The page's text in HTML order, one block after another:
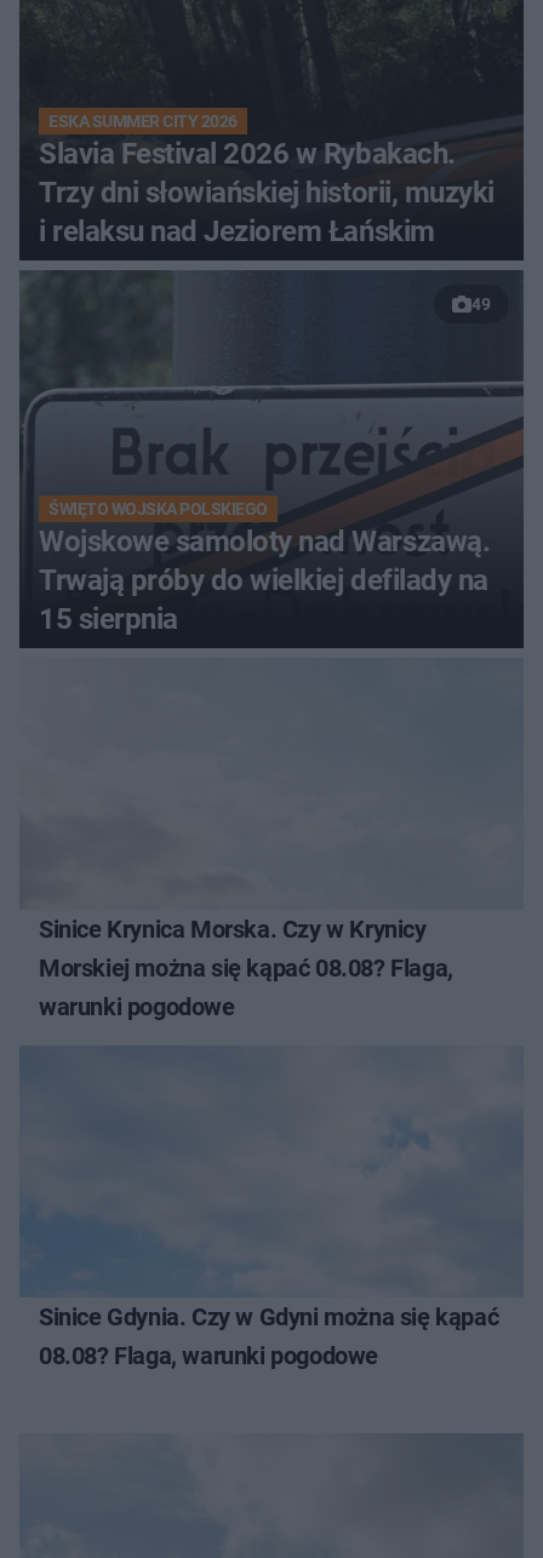
ESKA SUMMER CITY 2026
Slavia Festival 2026 w Rybakach.
Trzy dni słowiańskiej historii, muzyki
i relaksu nad Jeziorem Łańskim
49
ŚWIĘTO WOJSKA POLSKIEGO
Wojskowe samoloty nad Warszawą.
Trwają próby do wielkiej defilady na
15 sierpnia
Sinice Krynica Morska. Czy w Krynicy
Morskiej można się kąpać 08.08? Flaga,
warunki pogodowe
Sinice Gdynia. Czy w Gdyni można się kąpać
08.08? Flaga, warunki pogodowe